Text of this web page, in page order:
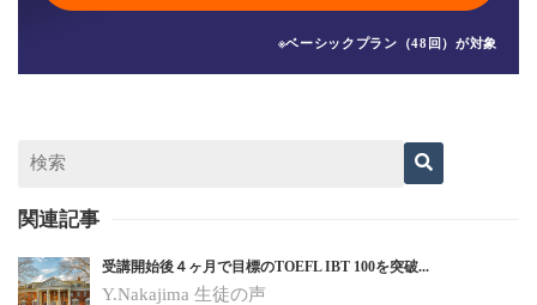
※ベーシックプラン（48回）が対象
関連記事
受講開始後４ヶ月で目標のTOEFL IBT 100を突破...
Y.Nakajima 生徒の声